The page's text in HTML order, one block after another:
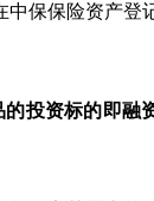
中保保险资产登
投资标的即融